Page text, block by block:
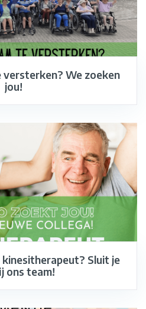
versterken? We zoeken
jou!
kinesitherapeut? Sluit je
ons team!